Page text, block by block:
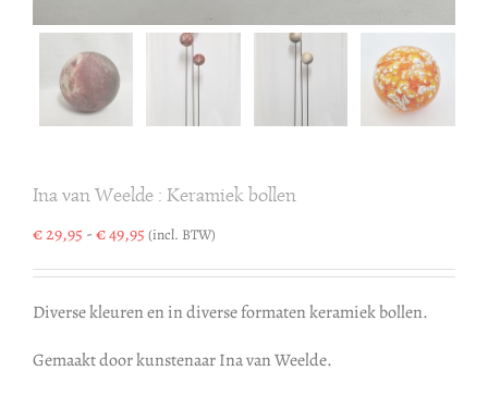
Ina van Weelde : Keramiek bollen
€29,95 -€49,95Prijsklasse:
tot
€ 49,95
(incl. BTW)
Diverse kleuren en in diverse formaten keramiek bollen.
Gemaakt door kunstenaar Ina van Weelde.